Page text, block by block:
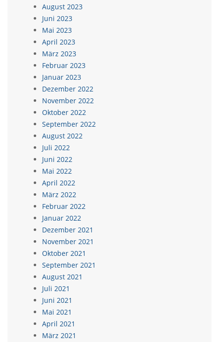
August 2023
Juni 2023
Mai 2023
April 2023
März 2023
Februar 2023
Januar 2023
Dezember 2022
November 2022
Oktober 2022
September 2022
August 2022
Juli 2022
Juni 2022
Mai 2022
April 2022
März 2022
Februar 2022
Januar 2022
Dezember 2021
November 2021
Oktober 2021
September 2021
August 2021
Juli 2021
Juni 2021
Mai 2021
April 2021
März 2021